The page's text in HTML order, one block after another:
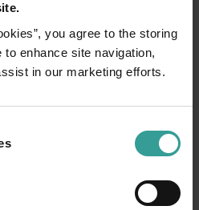
you agree to the storing
enhance site navigation,
in our marketing efforts.